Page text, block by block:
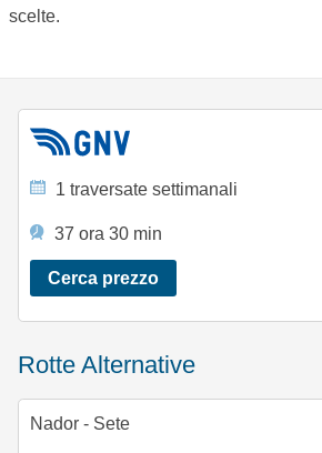
scelte.
1 traversate settimanali
37 ora 30 min
Cerca prezzo
Rotte Alternative
Nador - Sete